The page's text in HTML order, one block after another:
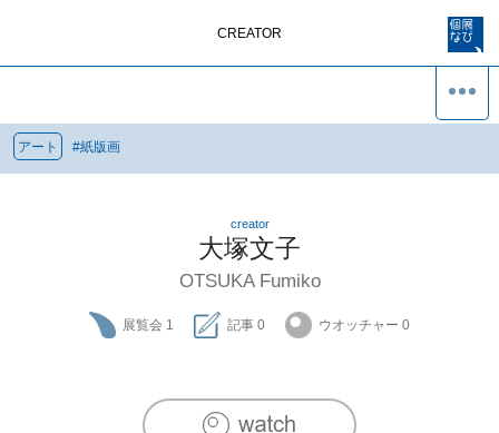
CREATOR
アート #紙版画
creator
大塚文子
OTSUKA Fumiko
展覧会 1 記事 0 ウオッチャー 0